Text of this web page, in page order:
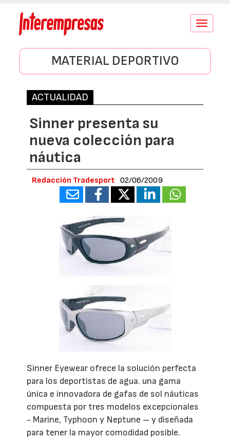
Conmutar
MATERIAL DEPORTIVO
ACTUALIDAD
Sinner presenta su
nueva colección para
náutica
Redacción Tradesport 02/06/2009
Sinner Eyewear ofrece la solución perfecta
para los deportistas de agua. una gama
única e innovadora de gafas de sol náuticas
compuesta por tres modelos excepcionales
- Marine, Typhoon y Neptune – y diseñada
para tener la mayor comodidad posible.